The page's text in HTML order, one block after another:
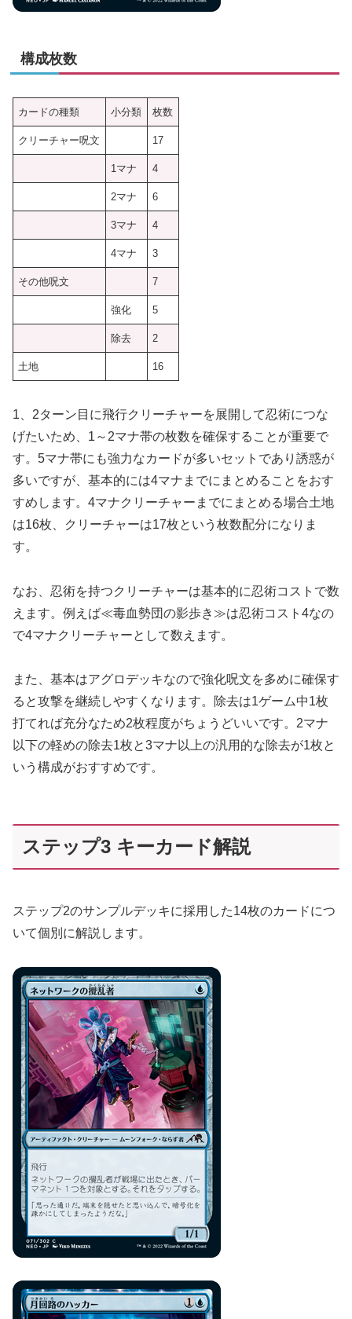
構成枚数
カードの種類 小分類 枚数
クリーチャー呪文 17
1マナ 4
2マナ 6
3マナ 4
4マナ 3
その他呪文 7
強化 5
除去 2
土地 16
1、2ターン目に飛行クリーチャーを展開して忍術につな
げたいため、1～2マナ帯の枚数を確保することが重要で
す。5マナ帯にも強力なカードが多いセットであり誘惑が
多いですが、基本的には4マナまでにまとめることをおす
すめします。4マナクリーチャーまでにまとめる場合土地
は16枚、クリーチャーは17枚という枚数配分になりま
す。
なお、忍術を持つクリーチャーは基本的に忍術コストで数
えます。例えば≪毒血勢団の影歩き≫は忍術コスト4なの
で4マナクリーチャーとして数えます。
また、基本はアグロデッキなので強化呪文を多めに確保す
ると攻撃を継続しやすくなります。除去は1ゲーム中1枚
打てれば充分なため2枚程度がちょうどいいです。2マナ
以下の軽めの除去1枚と3マナ以上の汎用的な除去が1枚と
いう構成がおすすめです。
ステップ3 キーカード解説
ステップ2のサンプルデッキに採用した14枚のカードにつ
いて個別に解説します。